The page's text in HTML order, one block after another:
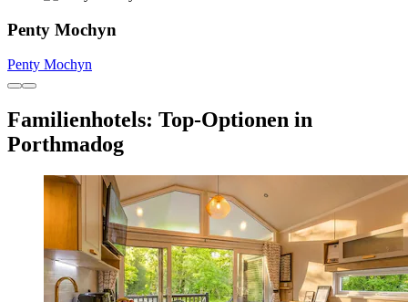
Penty Mochyn
Penty Mochyn
Familienhotels: Top-Optionen in
Porthmadog